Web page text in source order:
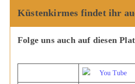
Küstenkirmes findet ihr
Folge uns auch auf diesen